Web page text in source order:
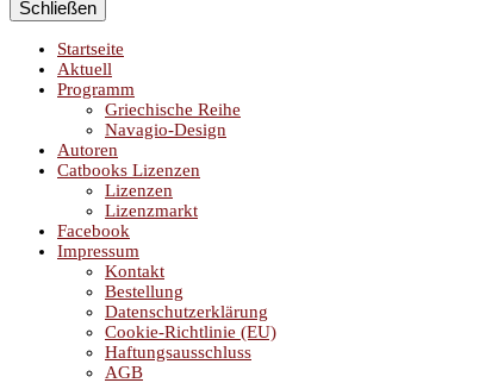
Schließen
Startseite
Aktuell
Programm
Griechische Reihe
Navagio-Design
Autoren
Catbooks Lizenzen
Lizenzen
Lizenzmarkt
Facebook
Impressum
Kontakt
Bestellung
Datenschutzerklärung
Cookie-Richtlinie (EU)
Haftungsausschluss
AGB